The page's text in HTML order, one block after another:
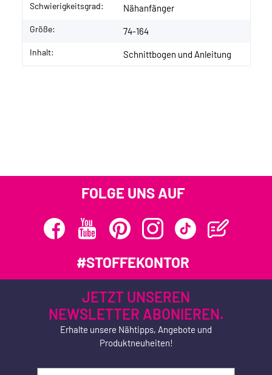
Schwierigkeitsgrad: Nähanfänger
Größe: 74-164
Inhalt: Schnittbogen und Anleitung
FOLGE UNS AUF
#STOFFEKONTOR
JETZT UNSEREN
NEWSLETTER ABONIEREN.
Erhalte unsere Nähtipps, Angebote und
Produktneuheiten!